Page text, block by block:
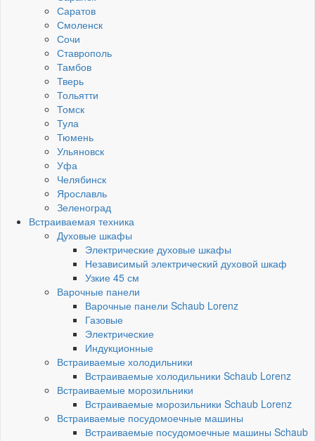
Саратов
Смоленск
Сочи
Ставрополь
Тамбов
Тверь
Тольятти
Томск
Тула
Тюмень
Ульяновск
Уфа
Челябинск
Ярославль
Зеленоград
Встраиваемая техника
Духовые шкафы
Электрические духовые шкафы
Независимый электрический духовой шкаф
Узкие 45 см
Варочные панели
Варочные панели Schaub Lorenz
Газовые
Электрические
Индукционные
Встраиваемые холодильники
Встраиваемые холодильники Schaub Lorenz
Встраиваемые морозильники
Встраиваемые морозильники Schaub Lorenz
Встраиваемые посудомоечные машины
Встраиваемые посудомоечные машины Schaub